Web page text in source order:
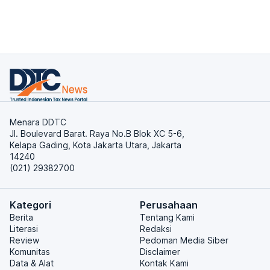
Menara DDTC
Jl. Boulevard Barat. Raya No.B Blok XC 5-6,
Kelapa Gading, Kota Jakarta Utara, Jakarta
14240
(021) 29382700
Kategori
Berita
Literasi
Review
Komunitas
Data & Alat
Perusahaan
Tentang Kami
Redaksi
Pedoman Media Siber
Disclaimer
Kontak Kami